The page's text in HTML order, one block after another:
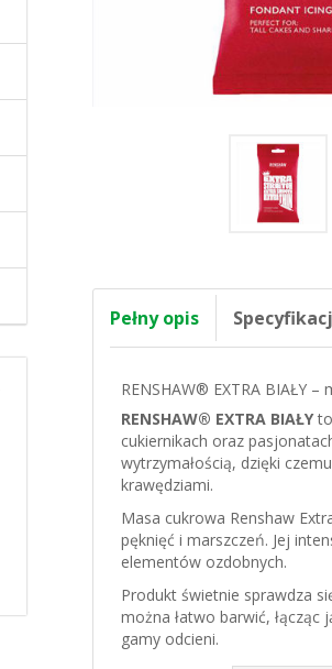
Pełny opis
RENSHAW® EXTRA BIAŁY
RENSHAW® EXTRA BIAŁYto
cukiernikach oraz
wytrzymałością, dzięki
krawędziami.
Masa cukrowa Renshaw
pęknięć i marszczeń. Jej
elementów ozdobnych.
Produkt świetnie sprawdza
można łatwo barwić,
gamy odcieni.